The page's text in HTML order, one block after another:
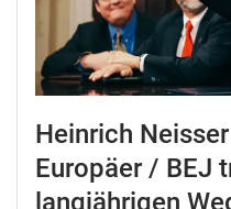
Heinrich
Europäer / BEJ
langjährigen